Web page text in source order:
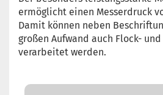
ermöglicht einen Messerdruck
Damit können neben
großen Aufwand auch Flock-
verarbeitet werden.